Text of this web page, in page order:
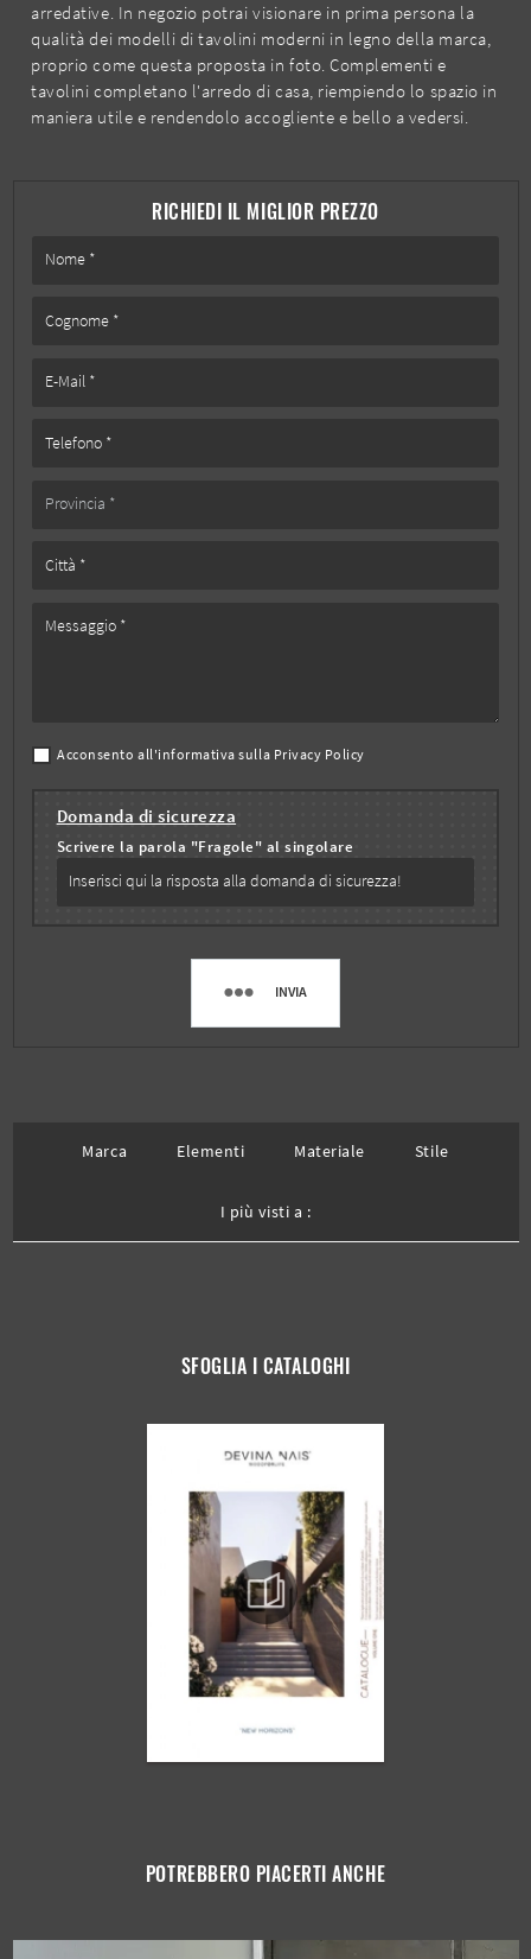
RICHIEDI IL MIGLIOR PREZZO
Acconsento all'informativa sulla Privacy Policy
Domanda di sicurezza
Scrivere la parola "Fragole" al singolare
INVIA
arredative. In negozio potrai visionare in prima persona la
qualità dei modelli di tavolini moderni in legno della marca,
proprio come questa proposta in foto. Complementi e
tavolini completano l'arredo di casa, riempiendo lo spazio in
maniera utile e rendendolo accogliente e bello a vedersi.
Marca Elementi Materiale Stile
I più visti a :
SFOGLIA I CATALOGHI
POTREBBERO PIACERTI ANCHE